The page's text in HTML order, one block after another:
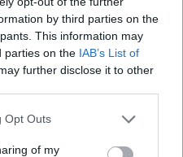
by third parties on the
This information may
parties on the IAB’s List of
further disclose it to other
Opt Outs
of my
sorpresa».